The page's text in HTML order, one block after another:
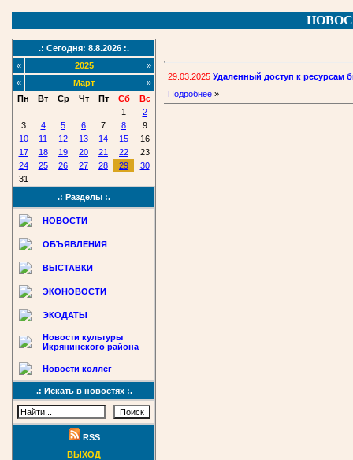
.: Сегодня: 8.8.2026 :.
«
2025
»
«
Март
»
Пн
Вт Ср Чт Пт Сб
Вс
1
2
3
4 5 6 7 8
9
10
11 12 13 14 15
16
17
18 19 20 21 22
23
24
25 26 27 28 29
30
31
.: Разделы :.
НОВОСТИ
ОБЪЯВЛЕНИЯ
ВЫСТАВКИ
ЭКОНОВОСТИ
ЭКОДАТЫ
Новости культуры
Икрянинского района
Новости коллег
.: Искать в новостях :.
RSS
ВЫХОД
29.03.2025 Удаленный доступ к ресурсам
Подробнее »